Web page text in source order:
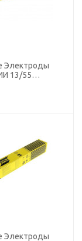
Электроды
13/55
Электроды